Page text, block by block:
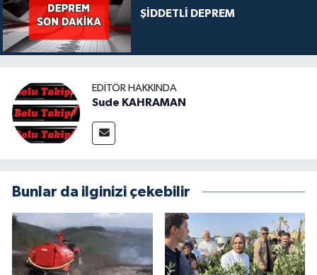
ŞİDDETLİ DEPREM
EDITÖR HAKKINDA
Sude KAHRAMAN
Bunlar da ilginizi çekebilir